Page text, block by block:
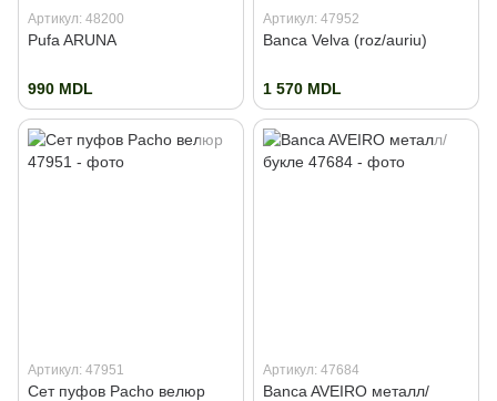
Артикул: 48200
Pufa ARUNA
990 MDL
Артикул: 47952
Banca Velva (roz/auriu)
1 570 MDL
Артикул: 47951
Сет пуфов Pacho велюр
Артикул: 47684
Banca AVEIRO металл/